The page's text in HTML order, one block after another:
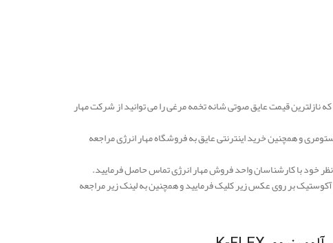
قیمت عایق صوتی شانه تخمه مرغی را می توانید از شرکت مهار
و همچنین خرید اینترنتی عایق به فروشگاه مهار انرژی مراجعه
خود با کارشناسان واحد فروش مهار انرژی تماس حاصل فرمایید.
بر روی عکس زیر کلیک فرمایید و همچنین به لینک زیر مراجعه